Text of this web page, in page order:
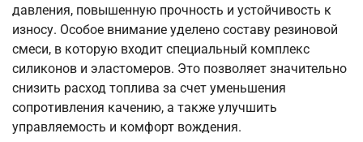
давления, повышенную прочность и устойчивость к
износу. Особое внимание уделено составу резиновой
смеси, в которую входит специальный комплекс
силиконов и эластомеров. Это позволяет значительно
снизить расход топлива за счет уменьшения
сопротивления качению, а также улучшить
управляемость и комфорт вождения.